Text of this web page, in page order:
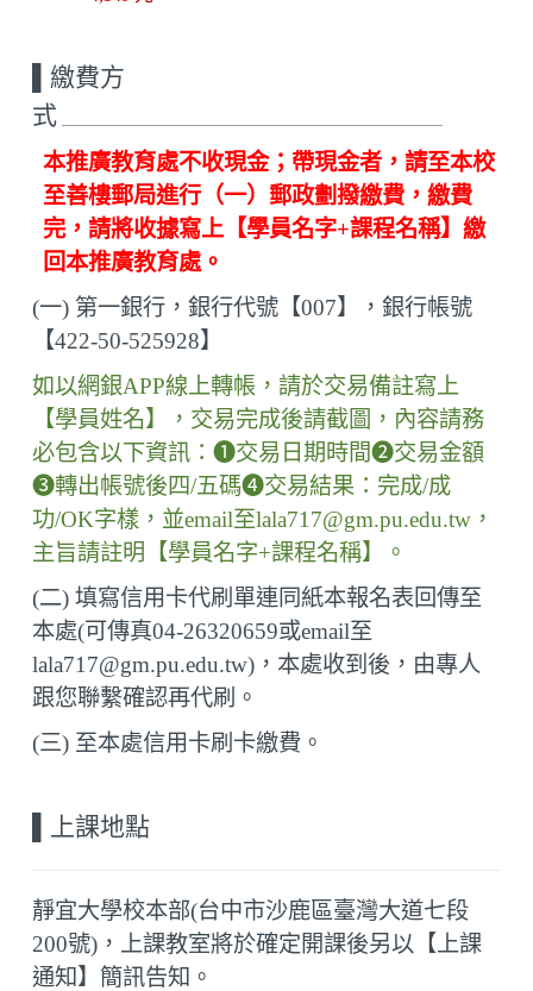
繳費方
式
本推廣教育處不收現金；帶現金者，請至本校
至善樓郵局進行（一）郵政劃撥繳費，繳費
完，請將收據寫上【學員名字+課程名稱】繳
回本推廣教育處。
(一) 第一銀行，銀行代號【007】，銀行帳號
【422-50-525928】
如以網銀APP線上轉帳，請於交易備註寫上
【學員姓名】，交易完成後請截圖，內容請務
必包含以下資訊： ❶交易日期時間❷交易金額
❸轉出帳號後四/五碼❹交易結果：完成/成
功/OK字樣，並email至lala717@gm.pu.edu.tw ，
主旨請註明【學員名字+課程名稱】。
(二) 填寫信用卡代刷單連同紙本報名表回傳至
本處(可傳真04-26320659或email至
lala717@gm.pu.edu.tw) ，本處收到後，由專人
跟您聯繫確認再代刷。
(三) 至本處信用卡刷卡繳費。
上課地點
靜宜大學校本部(台中市沙鹿區臺灣大道七段
200號)，上課教室將於確定開課後另以【上課
通知】簡訊告知。